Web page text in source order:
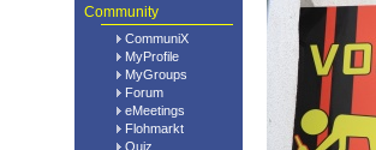
Community
CommuniX
MyProfile
MyGroups
Forum
eMeetings
Flohmarkt
Quiz